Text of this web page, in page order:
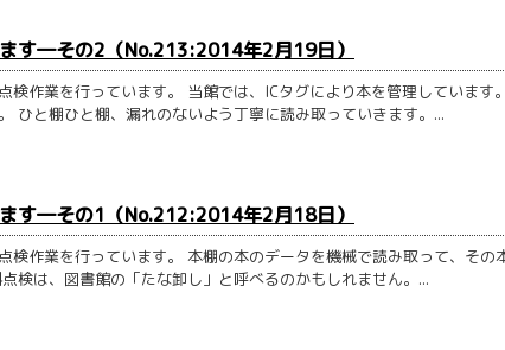
す―その2（No.213:2014年2月19日）
検作業を行っています。 当館では、ICタグにより本を管理していま
ひと棚ひと棚、漏れのないよう丁寧に読み取っていきます。...
す―その1（No.212:2014年2月18日）
検作業を行っています。 本棚の本のデータを機械で読み取って、そ
検は、図書館の「たな卸し」と呼べるのかもしれません。...